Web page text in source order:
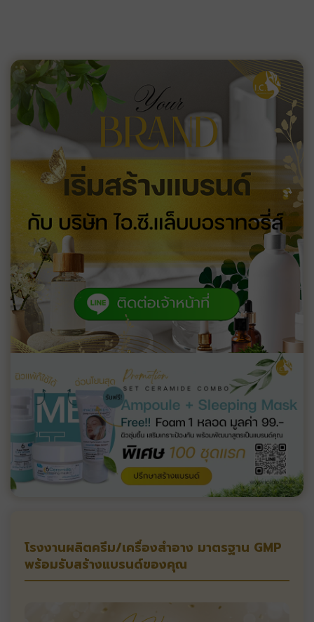
โรงงานผลิตครีม/เครื่องสำอาง มาตรฐาน GMP
พร้อมรับสร้างแบรนด์ของคุณ